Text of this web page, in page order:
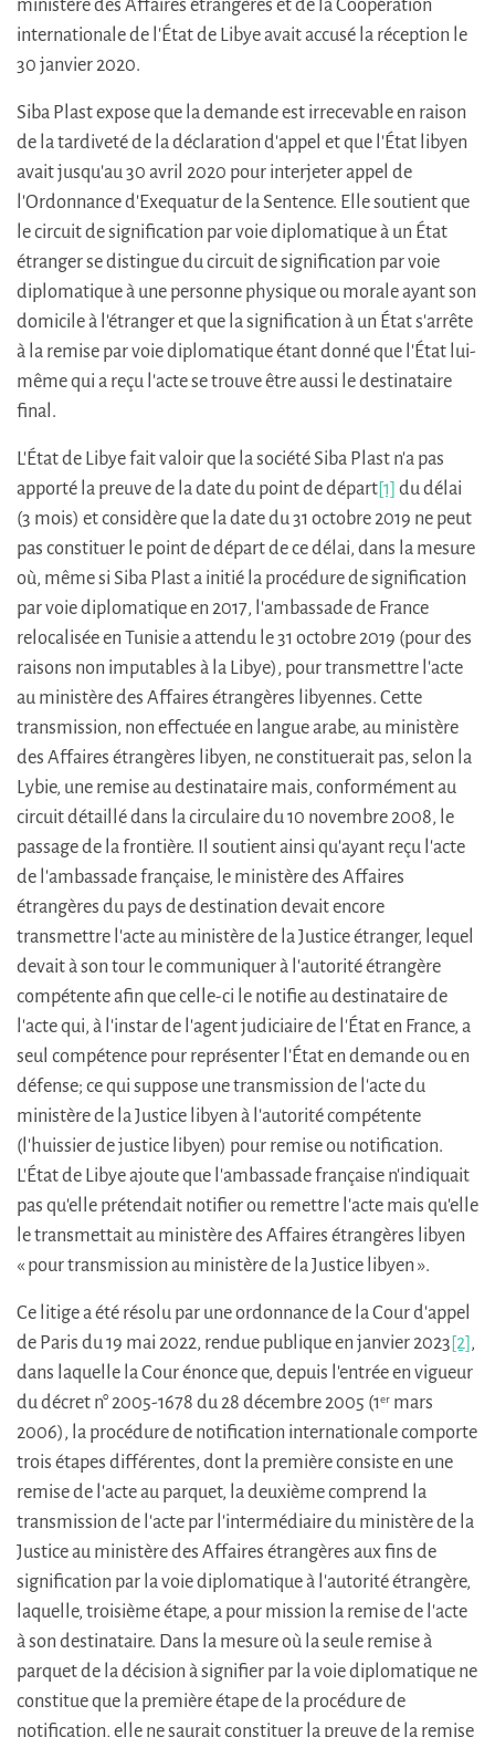
ministère des Affaires étrangères et de la Coopération
internationale de l'État de Libye avait accusé la réception le
30 janvier 2020.
Siba Plast expose que la demande est irrecevable en raison
de la tardiveté de la déclaration d'appel et que l'État libyen
avait jusqu'au 30 avril 2020 pour interjeter appel de
l'Ordonnance d'Exequatur de la Sentence. Elle soutient que
le circuit de signification par voie diplomatique à un État
étranger se distingue du circuit de signification par voie
diplomatique à une personne physique ou morale ayant son
domicile à l'étranger et que la signification à un État s'arrête
à la remise par voie diplomatique étant donné que l'État lui-
même qui a reçu l'acte se trouve être aussi le destinataire
final.
L'État de Libye fait valoir que la société Siba Plast n'a pas
apporté la preuve de la date du point de départ[1] du délai
(3 mois) et considère que la date du 31 octobre 2019 ne peut
pas constituer le point de départ de ce délai, dans la mesure
où, même si Siba Plast a initié la procédure de signification
par voie diplomatique en 2017, l'ambassade de France
relocalisée en Tunisie a attendu le 31 octobre 2019 (pour des
raisons non imputables à la Libye), pour transmettre l'acte
au ministère des Affaires étrangères libyennes. Cette
transmission, non effectuée en langue arabe, au ministère
des Affaires étrangères libyen, ne constituerait pas, selon la
Lybie, une remise au destinataire mais, conformément au
circuit détaillé dans la circulaire du 10 novembre 2008, le
passage de la frontière. Il soutient ainsi qu'ayant reçu l'acte
de l'ambassade française, le ministère des Affaires
étrangères du pays de destination devait encore
transmettre l'acte au ministère de la Justice étranger, lequel
devait à son tour le communiquer à l'autorité étrangère
compétente afin que celle-ci le notifie au destinataire de
l'acte qui, à l'instar de l'agent judiciaire de l'État en France, a
seul compétence pour représenter l'État en demande ou en
défense; ce qui suppose une transmission de l'acte du
ministère de la Justice libyen à l'autorité compétente
(l'huissier de justice libyen) pour remise ou notification.
L'État de Libye ajoute que l'ambassade française n'indiquait
pas qu'elle prétendait notifier ou remettre l'acte mais qu'elle
le transmettait au ministère des Affaires étrangères libyen
« pour transmission au ministère de la Justice libyen ».
Ce litige a été résolu par une ordonnance de la Cour d'appel
de Paris du 19 mai 2022, rendue publique en janvier 2023 [2],
dans laquelle la Cour énonce que, depuis l'entrée en vigueur
du décret n° 2005-1678 du 28 décembre 2005 (1er mars
2006), la procédure de notification internationale comporte
trois étapes différentes, dont la première consiste en une
remise de l'acte au parquet, la deuxième comprend la
transmission de l'acte par l'intermédiaire du ministère de la
Justice au ministère des Affaires étrangères aux fins de
signification par la voie diplomatique à l'autorité étrangère,
laquelle, troisième étape, a pour mission la remise de l'acte
à son destinataire. Dans la mesure où la seule remise à
parquet de la décision à signifier par la voie diplomatique ne
constitue que la première étape de la procédure de
notification, elle ne saurait constituer la preuve de la remise